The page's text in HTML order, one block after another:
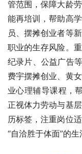
管范围，保障大龄
能再培训，帮助高
员、摆摊创业者等
职业的生存风险。
纪录片、公益广告
费宇摆摊创业、黄
业心理辅导课程，
正视体力劳动与基
历标签，注重岗位
“自洽胜于体面”的生